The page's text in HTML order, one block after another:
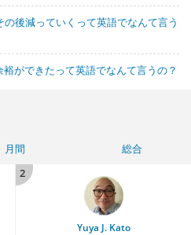
後減っていくって英語でなんて言う
ができたって英語でなんて言うの？
月間
総合
2
Yuya J. Kato